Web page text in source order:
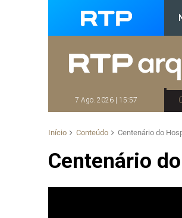
7 Ago. 2026 | 15:57
Início Conteúdo Centenário do
Centenário